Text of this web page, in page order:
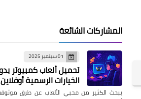
المشاركات الشائعة
01 سبتمبر 2025
تحميل ألعاب كمبيوتر
الخيارات الرسمية أوفلاين
يبحث الكثير من محبي الألعاب عن طرق